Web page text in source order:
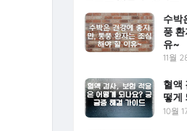
수박
풍
유~
11월
혈액
떻게
10월